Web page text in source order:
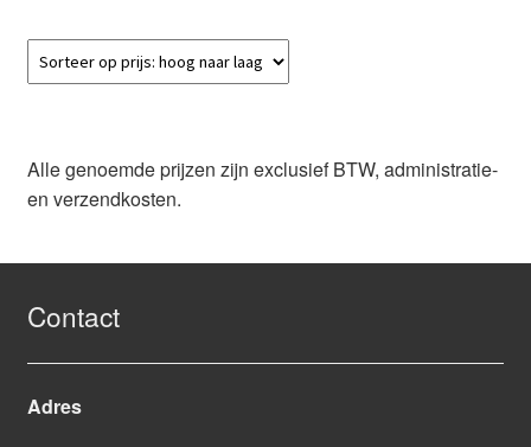
Alle genoemde prijzen zijn exclusief BTW, administratie-
en verzendkosten.
Contact
Adres